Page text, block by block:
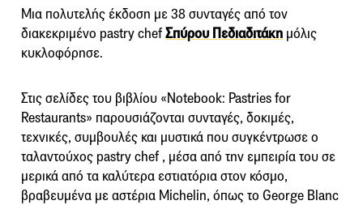
Mια πολυτελής έκδοση με 38 συνταγές από τον
διακεκριμένο pastry chefΣπύρου Πεδιαδιτάκη μόλις
κυκλοφόρησε.
Στις σελίδες του βιβλίου «Notebook: Pastries for
Restaurants» παρουσιάζονται συνταγές, δοκιμές,
τεχνικές, συμβουλές και μυστικά που συγκέντρωσε ο
ταλαντούχος pastry chef , μέσα από την εμπειρία του σε
μερικά από τα καλύτερα εστιατόρια στον κόσμο,
βραβευμένα με αστέρια Michelin, όπως το George Blanc